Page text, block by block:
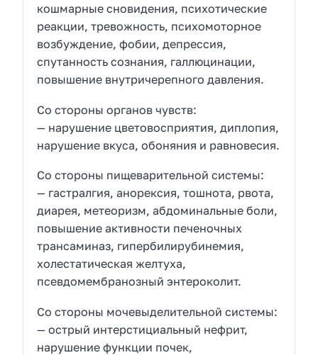
кошмарные сновидения, психотические
реакции, тревожность, психомоторное
возбуждение, фобии, депрессия,
спутанность сознания, галлюцинации,
повышение внутричерепного давления.
Со стороны органов чувств:
— нарушение цветовосприятия, диплопия,
нарушение вкуса, обоняния и равновесия.
Со стороны пищеварительной системы:
— гастралгия, анорексия, тошнота, рвота,
диарея, метеоризм, абдоминальные боли,
повышение активности печеночных
трансаминаз, гипербилирубинемия,
холестатическая желтуха,
псевдомембранозный энтероколит.
Со стороны мочевыделительной системы:
— острый интерстициальный нефрит,
нарушение функции почек,